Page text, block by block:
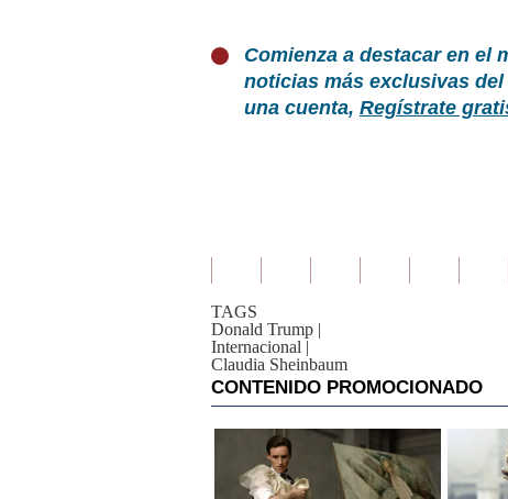
Comienza a destacar en el
noticias más exclusivas
una cuenta, Regístrate
TAGS
Donald Trump |
Internacional |
Claudia Sheinbaum